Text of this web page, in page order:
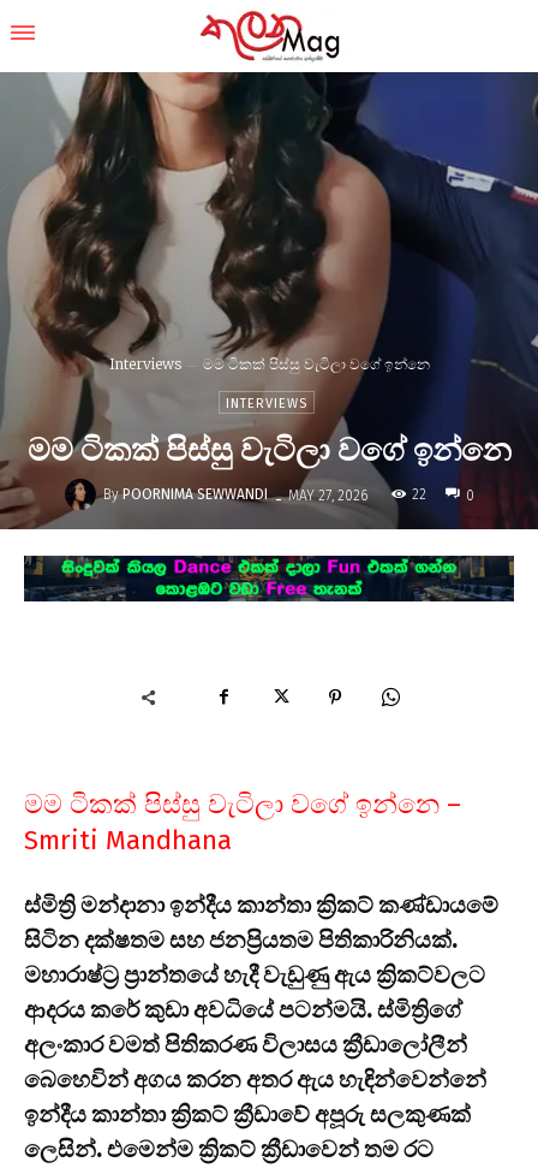
Interviews මම ටිකක් පිස්සු වැටිලා වගේ ඉන්නෙ
INTERVIEWS
මම ටිකක් පිස්සු වැටිලා වගේ ඉන්නෙ
By POORNIMA SEWWANDI - MAY 27, 2026 22 0
මම ටිකක් පිස්සු වැටිලා වගේ ඉන්නෙ –
Smriti Mandhana
ස්මිත්‍රි මන්දානා ඉන්දීය කාන්තා ක්‍රිකට් කණ්ඩායමේ
සිටින දක්ෂතම සහ ජනප්‍රියතම පිතිකාරිනියක්.
මහාරාෂ්ට්‍ර ප්‍රාන්තයේ හැදී වැඩුණු ඇය ක්‍රිකට්වලට
ආදරය කරේ කුඩා අවධියේ පටන්මයි. ස්මිත්‍රිගේ
අලංකාර වමත් පිතිකරණ විලාසය ක්‍රීඩාලෝලීන්
බෙහෙවින් අගය කරන අතර ඇය හැඳින්වෙන්නේ
ඉන්දීය කාන්තා ක්‍රිකට් ක්‍රීඩාවේ අපූරු සලකුණක්
ලෙසින්. එමෙන්ම ක්‍රිකට් ක්‍රීඩාවෙන් තම රට